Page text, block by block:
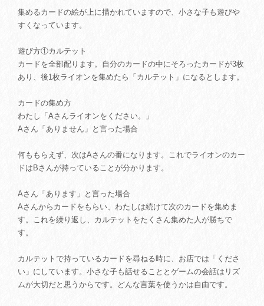
集めるカードの絵が上に描かれていますので、小さな子も遊びや
すくなっています。
遊び方①カルテット
カードを全部配ります。自分のカードの中にそろったカードが3枚
あり、後1枚ライオンを集めたら「カルテット」になるとします。
カードの集め方
わたし「Aさんライオンをください。」
Aさん「ありません」と言った場合
何ももらえず、次はAさんの番になります。これでライオンのカー
ドはBさんが持っていることが分かります。
Aさん「あります」と言った場合
Aさんからカードをもらい、わたしは続けて次のカードを集めま
す。これを繰り返し、カルテットをたくさん集めた人が勝ちで
す。
カルテットで持っているカードを尋ねる時に、お店では「くださ
い」にしています。小さな子も話せることとゲームの会話はリズ
ムが大切だと思うからです。どんな言葉を使うかは自由です。